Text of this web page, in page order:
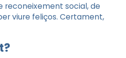
reconeixement social, de
viure feliços. Certament,